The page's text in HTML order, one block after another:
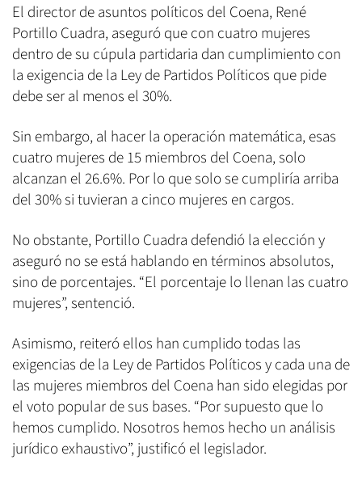
El director de asuntos políticos del Coena, René
Portillo Cuadra, aseguró que con cuatro mujeres
dentro de su cúpula partidaria dan cumplimiento con
la exigencia de la Ley de Partidos Políticos que pide
debe ser al menos el 30%.
Sin embargo, al hacer la operación matemática, esas
cuatro mujeres de 15 miembros del Coena, solo
alcanzan el 26.6%. Por lo que solo se cumpliría arriba
del 30% si tuvieran a cinco mujeres en cargos.
No obstante, Portillo Cuadra defendió la elección y
aseguró no se está hablando en términos absolutos,
sino de porcentajes. “El porcentaje lo llenan las cuatro
mujeres”, sentenció.
Asimismo, reiteró ellos han cumplido todas las
exigencias de la Ley de Partidos Políticos y cada una de
las mujeres miembros del Coena han sido elegidas por
el voto popular de sus bases. “Por supuesto que lo
hemos cumplido. Nosotros hemos hecho un análisis
jurídico exhaustivo”, justificó el legislador.